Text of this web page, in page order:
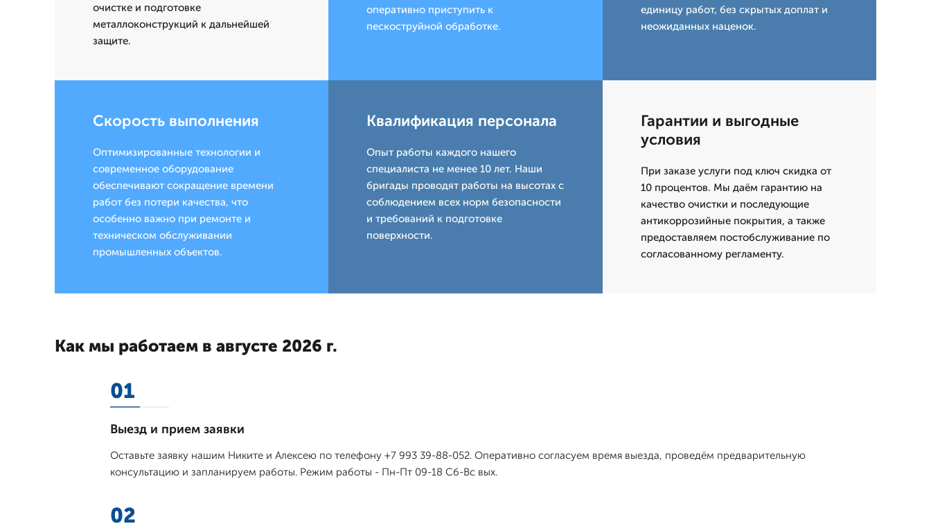
очистке и подготовке
металлоконструкций к дальнейшей
защите.
оперативно приступить к
пескоструйной обработке.
единицу работ, без скрытых доплат и
неожиданных наценок.
Скорость выполнения
Оптимизированные технологии и
современное оборудование
обеспечивают сокращение времени
работ без потери качества, что
особенно важно при ремонте и
техническом обслуживании
промышленных объектов.
Квалификация персонала
Опыт работы каждого нашего
специалиста не менее 10 лет. Наши
бригады проводят работы на высотах с
соблюдением всех норм безопасности
и требований к подготовке
поверхности.
Гарантии и выгодные
условия
При заказе услуги под ключ скидка от
10 процентов. Мы даём гарантию на
качество очистки и последующие
антикоррозийные покрытия, а также
предоставляем постобслуживание по
согласованному регламенту.
Как мы работаем в августе 2026 г.
01
Выезд и прием заявки
Оставьте заявку нашим Никите и Алексею по телефону +7 993 39-88-052. Оперативно согласуем время выезда, проведём предварительную
консультацию и запланируем работы. Режим работы - Пн-Пт 09-18 Сб-Вс вых.
02